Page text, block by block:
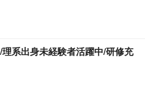
系出身未経験者活躍中/研修充